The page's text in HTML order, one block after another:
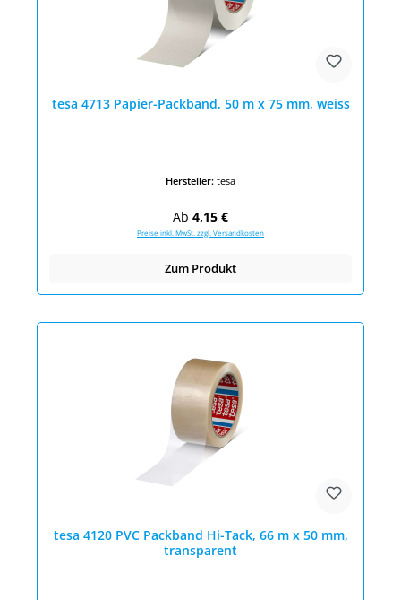
tesa 4713 Papier-Packband, 50 m x 75 mm, weiss
Hersteller: tesa
Regulärer Preis:
Ab 4,15 €
Preise inkl. MwSt. zzgl. Versandkosten
Zum Produkt
tesa 4120 PVC Packband Hi-Tack, 66 m x 50 mm,
transparent